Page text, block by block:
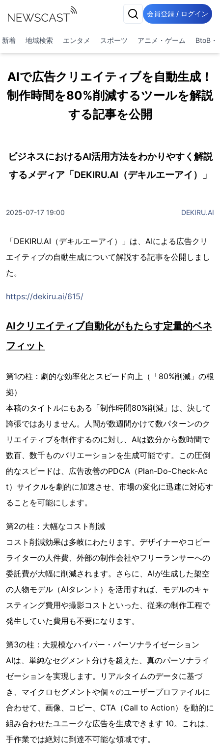
会員登録 / ログイン
新着 地域検索 エンタメ スポーツ アニメ・ゲーム BtoB・
AIで広告クリエイティブを自動生成！
制作時間を80%削減するツールを解説
する記事を公開
ビジネスにおけるAI活用方法をわかりやすく解説
するメディア「DEKIRU.AI（デキルエーアイ）」
2025-07-17 19:00 DEKIRU.AI
「DEKIRU.AI（デキルエーアイ）」は、AIによる広告クリ
エイティブの自動生成について解説する記事を公開しまし
た。
https://dekiru.ai/615/
AIクリエイティブ自動化がもたらす定量的ベネ
フィット
第1の柱：劇的な効率化とスピード向上（「80%削減」の根
拠）
本稿のタイトルにもある「制作時間80%削減」は、決して
誇張ではありません。人間が数週間かけて数パターンのク
リエイティブを制作するのに対し、AIは数分から数時間で
数百、数千ものバリエーションを生成可能です。この圧倒
的なスピードは、広告改善のPDCA（Plan-Do-Check-Ac
t）サイクルを劇的に加速させ、市場の変化に迅速に対応す
ることを可能にします。
第2の柱：大幅なコスト削減
コスト削減効果は多岐にわたります。デザイナーやコピー
ライターの人件費、外部の制作会社やフリーランサーへの
委託費が大幅に削減されます。さらに、AIが生成した架空
の人物モデル（AIタレント）を活用すれば、モデルのキャ
スティング費用や撮影コストといった、従来の制作工程で
発生していた費用も不要になります。
第3の柱：大規模なハイパー・パーソナライゼーション
AIは、単純なセグメント分けを超えた、真のパーソナライ
ゼーションを実現します。リアルタイムのデータに基づ
き、マイクロセグメントや個々のユーザープロファイルに
合わせて、画像、コピー、CTA（Call to Action）を動的に
組み合わせたユニークな広告を生成できます 10。これは、
手作業では絶対に到達不可能な領域です。